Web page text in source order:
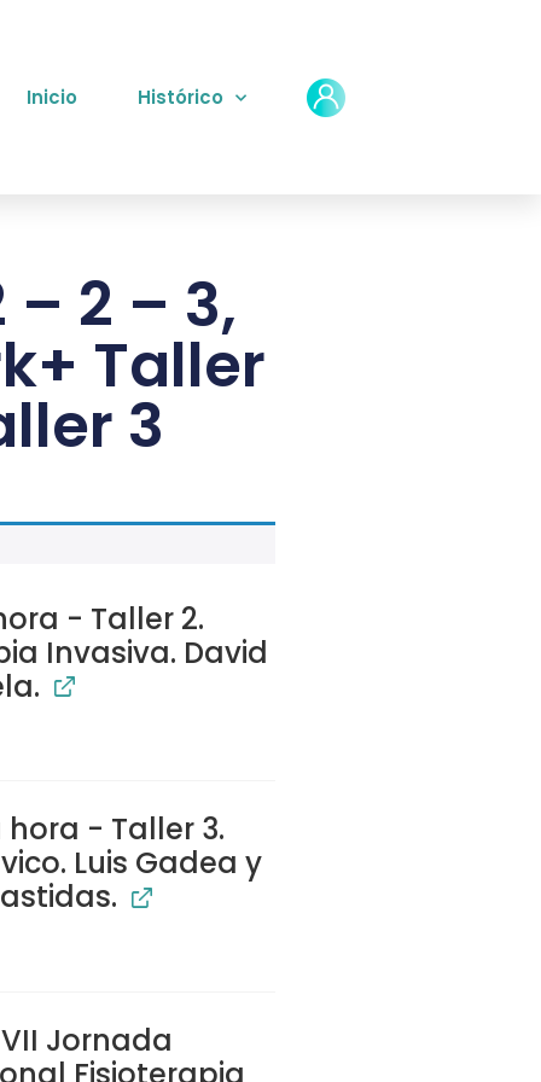
Inicio Histórico
2 – 3,
Taller
3
- Taller 2.
Invasiva. David
- Taller 3.
Luis Gadea y
Jornada